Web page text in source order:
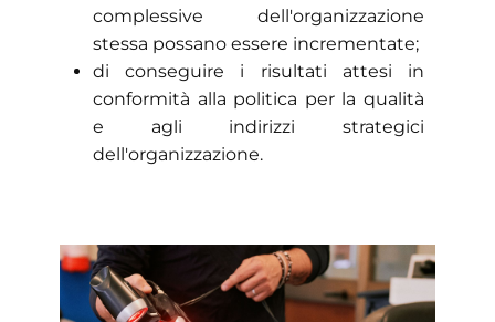
complessive dell'organizzazione
stessa possano essere incrementate;
​di conseguire i risultati attesi in
conformità alla politica per la qualità
e agli indirizzi strategici
dell'organizzazione.